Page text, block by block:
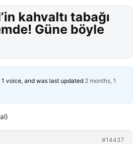
kahvaltı tabağı
Güne böyle
voice, and was last updated 2 months, 1
#14437